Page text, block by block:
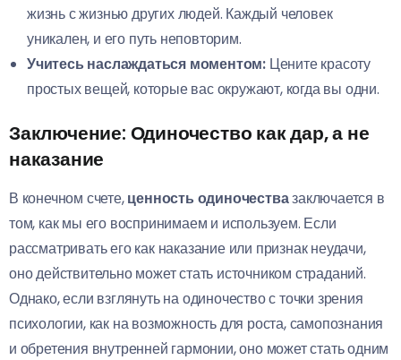
жизнь с жизнью других людей. Каждый человек
уникален, и его путь неповторим.
Учитесь наслаждаться моментом: Цените красоту
простых вещей, которые вас окружают, когда вы одни.
Заключение: Одиночество как дар, а не
наказание
В конечном счете,ценность одиночествазаключается в
том, как мы его воспринимаем и используем. Если
рассматривать его как наказание или признак неудачи,
оно действительно может стать источником страданий.
Однако, если взглянуть на одиночество с точки зрения
психологии, как на возможность для роста, самопознания
и обретения внутренней гармонии, оно может стать одним